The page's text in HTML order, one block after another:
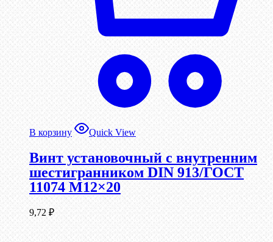
В корзину Quick View
Винт установочный с внутренним
шестигранником DIN 913/ГОСТ
11074 М12×20
9,72 ₽